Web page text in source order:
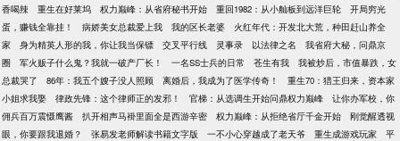
香喝辣
重生在好莱坞 权力巅峰：从省府秘书开始 重回1982：从小舢板到远洋巨轮
开局穷光
蛋，赚钱全靠挂！
病娇美女总裁爱上我 我的区长老婆
火红年代：开发北大荒，种田赶山养全
家
身为精英人形的我，你让我当保镖 交叉平行线 灵事录 以法律之名
我省府大秘，问鼎京
圈
军火贩子什么鬼？我就一破产厂长！ 一名SS士兵的日常 苍生有我
我被炒后，市值暴跌，女
总裁哭了
86年：我五个嫂子没人照顾 离婚后，我成为了医学传奇！
重生70：猎王归来，资本家
小姐求我娶
律政先锋：这个律师正的发邪！ 官梯：从选调生开始问鼎权力巅峰
让你办军校，你
佣兵百万震慑鹰酱
扒开相声马褂里面全是西游辛密 权力巅峰：从拒绝省厅千金开始
刚觉醒透视
眼，你要跟我退婚？
张易发老师解读书籍文字版 一不小心穿越成了老天爷 重生成游戏玩家
平